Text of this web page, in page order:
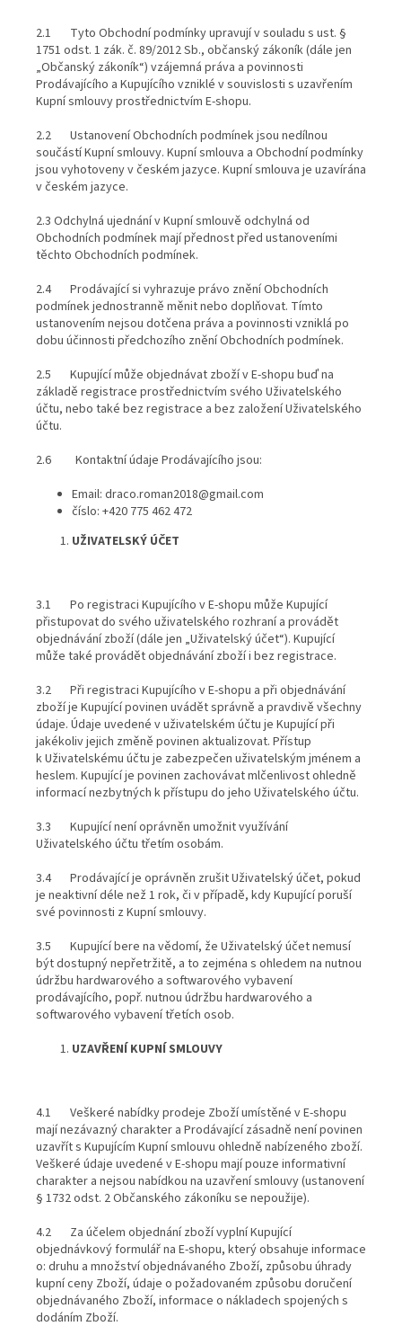
2.1 Tyto Obchodní podmínky upravují v souladu s ust. §
1751 odst. 1 zák. č. 89/2012 Sb., občanský zákoník (dále jen
„Občanský zákoník“) vzájemná práva a povinnosti
Prodávajícího a Kupujícího vzniklé v souvislosti s uzavřením
Kupní smlouvy prostřednictvím E-shopu.
2.2 Ustanovení Obchodních podmínek jsou nedílnou
součástí Kupní smlouvy. Kupní smlouva a Obchodní podmínky
jsou vyhotoveny v českém jazyce. Kupní smlouva je uzavírána
v českém jazyce.
2.3 Odchylná ujednání v Kupní smlouvě odchylná od
Obchodních podmínek mají přednost před ustanoveními
těchto Obchodních podmínek.
2.4 Prodávající si vyhrazuje právo znění Obchodních
podmínek jednostranně měnit nebo doplňovat. Tímto
ustanovením nejsou dotčena práva a povinnosti vzniklá po
dobu účinnosti předchozího znění Obchodních podmínek.
2.5 Kupující může objednávat zboží v E-shopu buď na
základě registrace prostřednictvím svého Uživatelského
účtu, nebo také bez registrace a bez založení Uživatelského
účtu.
2.6 Kontaktní údaje Prodávajícího jsou:
Email: draco.roman2018@gmail.com
číslo: +420 775 462 472
UŽIVATELSKÝ ÚČET
3.1 Po registraci Kupujícího v E-shopu může Kupující
přistupovat do svého uživatelského rozhraní a provádět
objednávání zboží (dále jen „Uživatelský účet“). Kupující
může také provádět objednávání zboží i bez registrace.
3.2 Při registraci Kupujícího v E-shopu a při objednávání
zboží je Kupující povinen uvádět správně a pravdivě všechny
údaje. Údaje uvedené v uživatelském účtu je Kupující při
jakékoliv jejich změně povinen aktualizovat. Přístup
k Uživatelskému účtu je zabezpečen uživatelským jménem a
heslem. Kupující je povinen zachovávat mlčenlivost ohledně
informací nezbytných k přístupu do jeho Uživatelského účtu.
3.3 Kupující není oprávněn umožnit využívání
Uživatelského účtu třetím osobám.
3.4 Prodávající je oprávněn zrušit Uživatelský účet, pokud
je neaktivní déle než 1 rok, či v případě, kdy Kupující poruší
své povinnosti z Kupní smlouvy.
3.5 Kupující bere na vědomí, že Uživatelský účet nemusí
být dostupný nepřetržitě, a to zejména s ohledem na nutnou
údržbu hardwarového a softwarového vybavení
prodávajícího, popř. nutnou údržbu hardwarového a
softwarového vybavení třetích osob.
UZAVŘENÍ KUPNÍ SMLOUVY
4.1 Veškeré nabídky prodeje Zboží umístěné v E-shopu
mají nezávazný charakter a Prodávající zásadně není povinen
uzavřít s Kupujícím Kupní smlouvu ohledně nabízeného zboží.
Veškeré údaje uvedené v E-shopu mají pouze informativní
charakter a nejsou nabídkou na uzavření smlouvy (ustanovení
§ 1732 odst. 2 Občanského zákoníku se nepoužije).
4.2 Za účelem objednání zboží vyplní Kupující
objednávkový formulář na E-shopu, který obsahuje informace
o: druhu a množství objednávaného Zboží, způsobu úhrady
kupní ceny Zboží, údaje o požadovaném způsobu doručení
objednávaného Zboží, informace o nákladech spojených s
dodáním Zboží.